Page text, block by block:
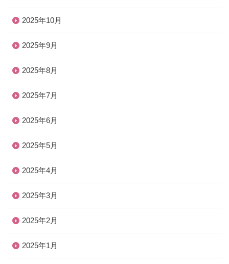
2025年10月
2025年9月
2025年8月
2025年7月
2025年6月
2025年5月
2025年4月
2025年3月
2025年2月
2025年1月